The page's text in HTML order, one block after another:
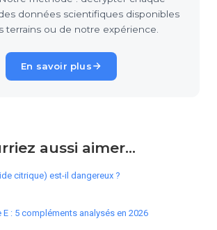
données scientifiques disponibles
terrains ou de notre expérience.
En savoir plus
aussi aimer...
citrique) est-il dangereux ?
E : 5 compléments analysés en 2026